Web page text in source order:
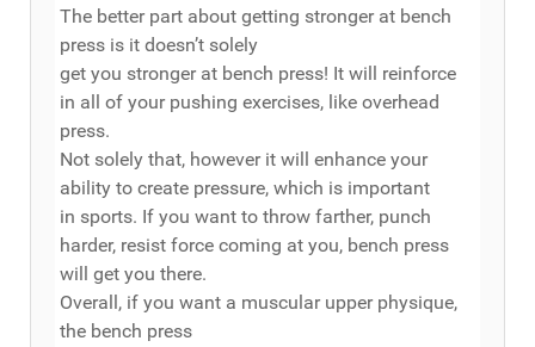
The better part about getting stronger at bench
press is it doesn’t solely
get you stronger at bench press! It will reinforce
in all of your pushing exercises, like overhead
press.
Not solely that, however it will enhance your
ability to create pressure, which is important
in sports. If you want to throw farther, punch
harder, resist force coming at you, bench press
will get you there.
Overall, if you want a muscular upper physique,
the bench press